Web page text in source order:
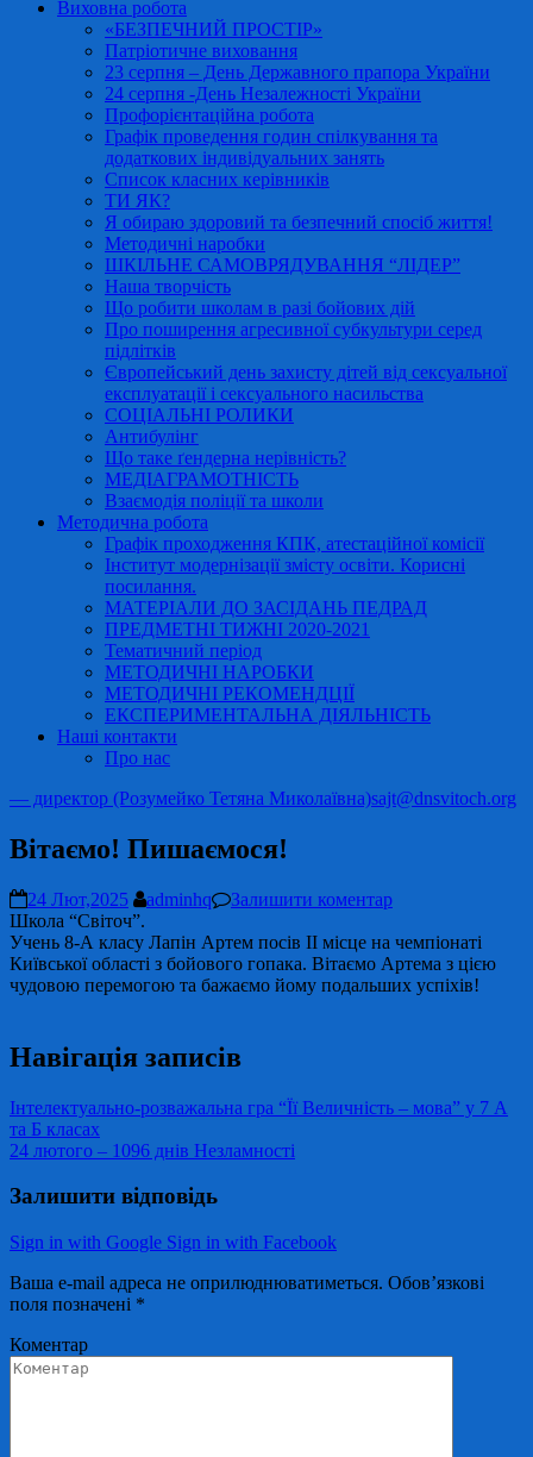
Виховна робота
«БЕЗПЕЧНИЙ ПРОСТІР»
Патріотичне виховання
23 серпня – День Державного прапора України
24 серпня -День Незалежності України
Профорієнтаційна робота
Графік проведення годин спілкування та
додаткових індивідуальних занять
Список класних керівників
ТИ ЯК?
Я обираю здоровий та безпечний спосіб життя!
Методичні наробки
ШКІЛЬНЕ САМОВРЯДУВАННЯ “ЛІДЕР”
Наша творчість
Що робити школам в разі бойових дій
Про поширення агресивної субкультури серед
підлітків
Європейський день захисту дітей від сексуальної
експлуатації і сексуального насильства
СОЦІАЛЬНІ РОЛИКИ
Антибулінг
Що таке ґендерна нерівність?
МЕДІАГРАМОТНІСТЬ
Взаємодія поліції та школи
Методична робота
Графік проходження КПК, атестаційної комісії
Інститут модернізації змісту освіти. Корисні
посилання.
МАТЕРІАЛИ ДО ЗАСІДАНЬ ПЕДРАД
ПРЕДМЕТНІ ТИЖНІ 2020-2021
Тематичний період
МЕТОДИЧНІ НАРОБКИ
МЕТОДИЧНІ РЕКОМЕНДЦІЇ
ЕКСПЕРИМЕНТАЛЬНА ДІЯЛЬНІСТЬ
Наші контакти
Про нас
— директор (Розумейко Тетяна Миколаївна)sajt@dnsvitoch.org
Вітаємо! Пишаємося!
24 Лют,2025 adminhq
Залишити коментар
Школа “Світоч”.
Учень 8-А класу Лапін Артем посів ІІ місце на чемпіонаті
Київської області з бойового гопака. Вітаємо Артема з цією
чудовою перемогою та бажаємо йому подальших успіхів!
Навігація записів
Інтелектуально-розважальна гра “Її Величність – мова” у 7 А
та Б класах
24 лютого – 1096 днів Незламності
Залишити відповідь
Sign in with Google Sign in with Facebook
Ваша e-mail адреса не оприлюднюватиметься. Обов’язкові
поля позначені *
Коментар